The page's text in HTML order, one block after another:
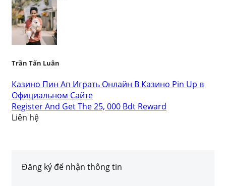
Trần Tấn Luân
Казино Пин Ап Играть Онлайн В Казино Pin Up в
Официальном Сайте
Register And Get The 25, 000 Bdt Reward
Liên hệ
Đăng ký để nhận thông tin